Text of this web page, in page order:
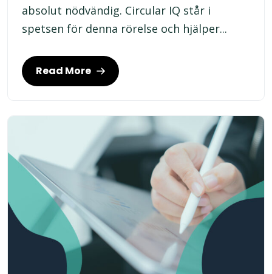
absolut nödvändig. Circular IQ står i
spetsen för denna rörelse och hjälper...
Read More